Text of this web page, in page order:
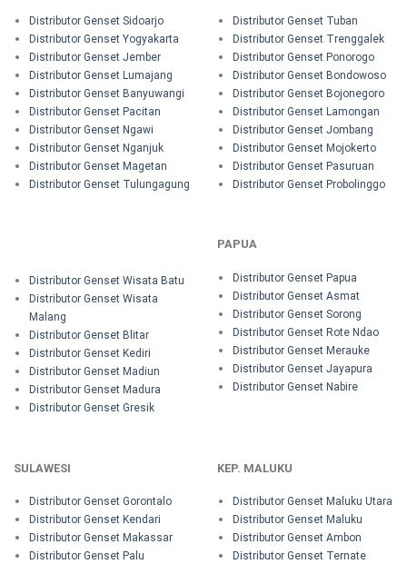
Distributor Genset Sidoarjo
Distributor Genset Yogyakarta
Distributor Genset Jember
Distributor Genset Lumajang
Distributor Genset Banyuwangi
Distributor Genset Pacitan
Distributor Genset Ngawi
Distributor Genset Nganjuk
Distributor Genset Magetan
Distributor Genset Tulungagung
Distributor Genset Tuban
Distributor Genset Trenggalek
Distributor Genset Ponorogo
Distributor Genset Bondowoso
Distributor Genset Bojonegoro
Distributor Genset Lamongan
Distributor Genset Jombang
Distributor Genset Mojokerto
Distributor Genset Pasuruan
Distributor Genset Probolinggo
Distributor Genset Wisata Batu
Distributor Genset Wisata
Malang
Distributor Genset Blitar
Distributor Genset Kediri
Distributor Genset Madiun
Distributor Genset Madura
Distributor Genset Gresik
PAPUA
Distributor Genset Papua
Distributor Genset Asmat
Distributor Genset Sorong
Distributor Genset Rote Ndao
Distributor Genset Merauke
Distributor Genset Jayapura
Distributor Genset Nabire
SULAWESI
Distributor Genset Gorontalo
Distributor Genset Kendari
Distributor Genset Makassar
Distributor Genset Palu
KEP. MALUKU
Distributor Genset Maluku Utara
Distributor Genset Maluku
Distributor Genset Ambon
Distributor Genset Ternate